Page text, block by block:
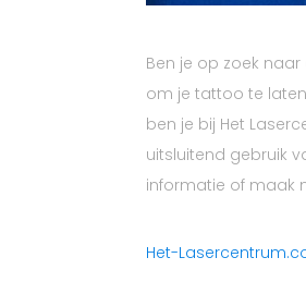
Ben je op zoek
om je tattoo te
ben je bij Het
uitsluitend gebruik
informatie of maak
Het-